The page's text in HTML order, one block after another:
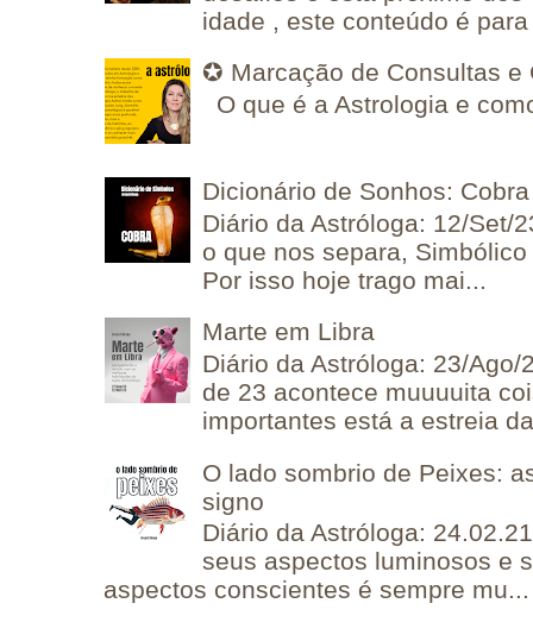
idade , este conteúdo é
✪ Marcação de Consultas e
O que é a Astrologia e
Dicionário de Sonhos: Cobra
Diário da Astróloga: 12/Set/
o que nos separa,
Por isso hoje trago mai...
Marte em Libra
Diário da Astróloga: 23/
de 23 acontece muuuuita
importantes está a estreia
O lado sombrio de Peixes:
signo
Diário da Astróloga:
seus aspectos luminosos e
aspectos conscientes é sempre mu...